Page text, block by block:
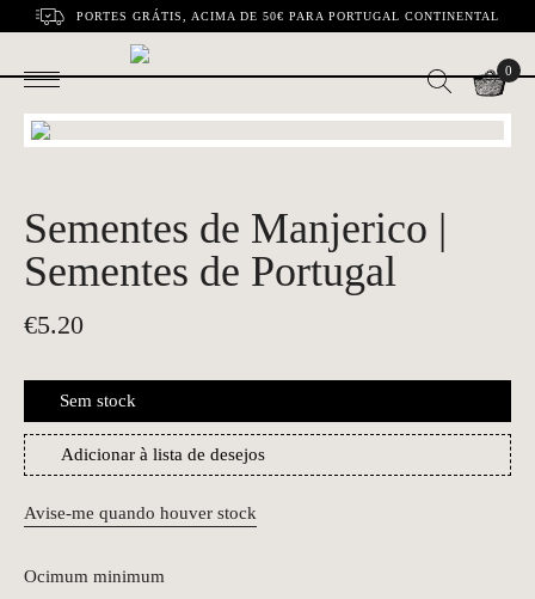
PORTES GRÁTIS, ACIMA DE 50€ PARA PORTUGAL CONTINENTAL
0
Sementes de Manjerico |
Sementes de Portugal
€5.20
Sem stock
Adicionar à lista de desejos
Avise-me quando houver stock
Ocimum minimum